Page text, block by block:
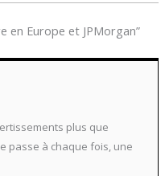
en Europe et JPMorgan”
plus que
passe à chaque fois, une